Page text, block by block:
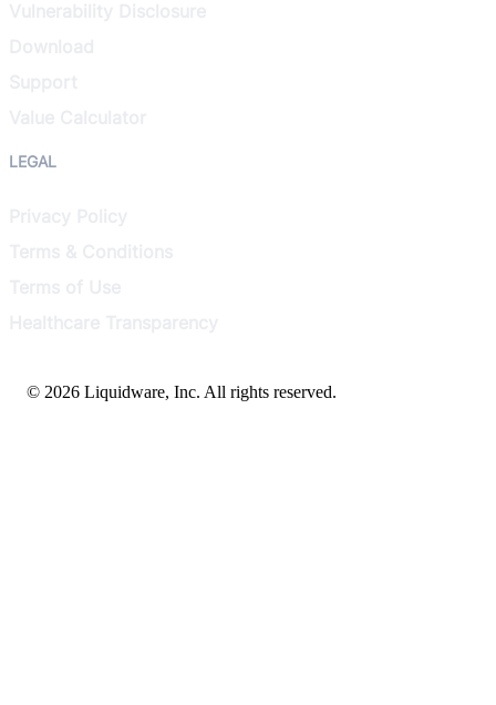
LEGAL
© 2026 Liquidware, Inc. All rights reserved.